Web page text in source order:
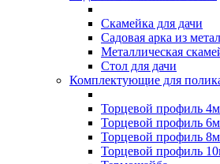
Скамейка для дачи
Садовая арка из
Металлическая
Стол для дачи
Комплектующие для
Торцевой профиль
Торцевой профиль
Торцевой профиль
Торцевой профиль